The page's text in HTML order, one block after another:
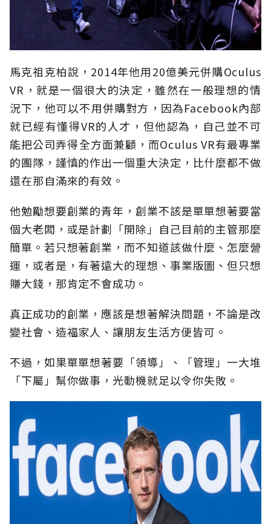
馬克祖克柏說，2014年他用20億美元併購Oculus
VR，就是一個很大的決定，雖然在一般理想的情
況下，他可以不用併購對方，因為Facebook內部
就已經有懂得VR的人才，但他認為，自己並不可
能把公司弄得全方面兼顧，而Oculus VR有最專業
的團隊，謹慎的作出一個重大決定，比什麼都不做
還在那自滿來的有效。
他勉勵想要創業的青年，創業不該是單單想著要當
個大老闆，或是計劃「開除」自己目前的主管那麼
簡單。若只想著創業，而不知道該做什麼、怎麼營
運，或者是，有著遠大的理想、事業版圖、但只想
賺大錢，那肯定不會成功。
真正成功的創業，應該是想著解決問題，不論是改
變社會、造福家人、讓朋友生活方便皆可。
不過，如果單單想著要「領導」、「管理」一大堆
「下屬」幫你做事，光動機就足以令你失敗。